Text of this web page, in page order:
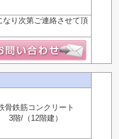
り次第ご連絡させて頂
骨鉄筋コンクリート
3階/（12階建）